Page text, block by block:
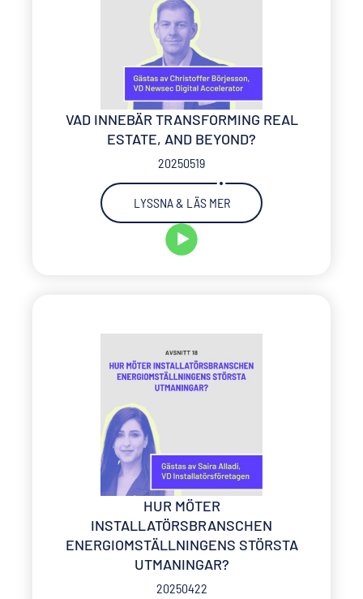
VAD INNEBÄR TRANSFORMING REAL
ESTATE, AND BEYOND?
20250519
LYSSNA & LÄS MER
HUR MÖTER
INSTALLATÖRSBRANSCHEN
ENERGIOMSTÄLLNINGENS STÖRSTA
UTMANINGAR?
20250422